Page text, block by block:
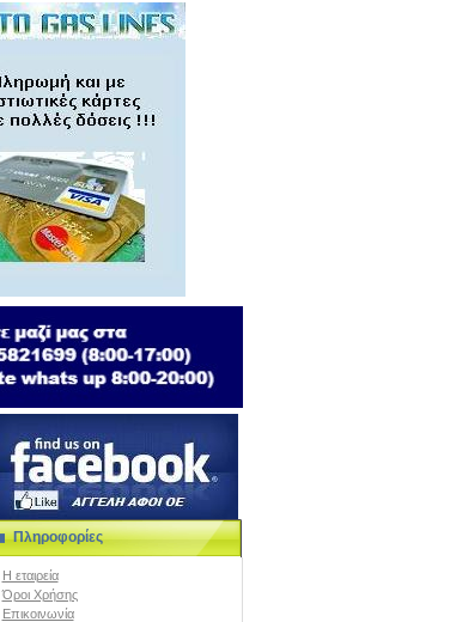
Πληροφορίες
Η εταιρεία
Όροι Χρήσης
Επικοινωνία